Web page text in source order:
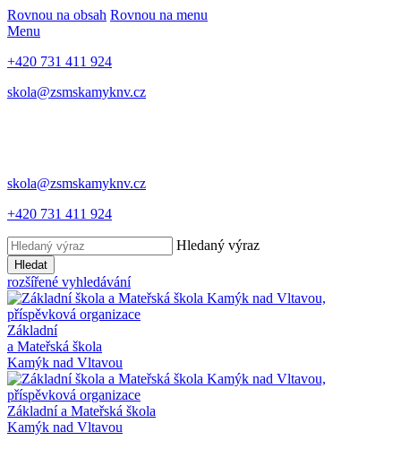
Rovnou na obsah Rovnou na menu
Menu
+420 731 411 924
skola@zsmskamyknv.cz
skola@zsmskamyknv.cz
+420 731 411 924
Hledaný výraz
Hledat
rozšířené vyhledávání
Základní
a Mateřská škola
Kamýk nad Vltavou
Základní a Mateřská škola
Kamýk nad Vltavou